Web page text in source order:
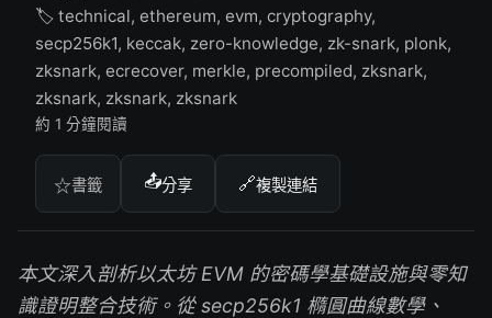
🏷️ technical, ethereum, evm, cryptography,
secp256k1, keccak, zero-knowledge, zk-snark, plonk,
zksnark, ecrecover, merkle, precompiled, zksnark,
zksnark, zksnark, zksnark
約 1 分鐘閱讀
☆書籤 📤分享 🔗複製連結
本文深入剖析以太坊 EVM 的密碼學基礎設施與零知
識證明整合技術。從 secp256k1 橢圓曲線數學、